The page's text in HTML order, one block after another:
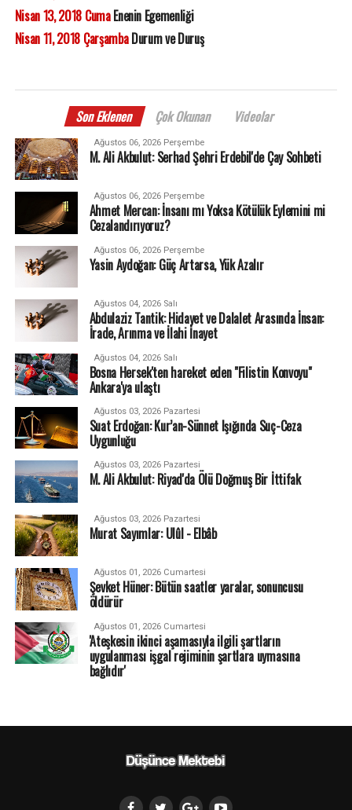
Nisan 13, 2018 CumaEnenin Egemenliği
Nisan 11, 2018 ÇarşambaDurum ve Duruş
Son Eklenen Çok Okunan Videolar
Ağustos 06, 2026 Perşembe
M. Ali Akbulut: Serhad Şehri Erdebil'de Çay Sohbeti
Ağustos 06, 2026 Perşembe
Ahmet Mercan: İnsanı mı Yoksa Kötülük Eylemini mi
Cezalandırıyoruz?
Ağustos 06, 2026 Perşembe
Yasin Aydoğan: Güç Artarsa, Yük Azalır
Ağustos 04, 2026 Salı
Abdulaziz Tantik: Hidayet ve Dalalet Arasında İnsan:
İrade, Arınma ve İlahi İnayet
Ağustos 04, 2026 Salı
Bosna Hersek'ten hareket eden "Filistin Konvoyu"
Ankara'ya ulaştı
Ağustos 03, 2026 Pazartesi
Suat Erdoğan: Kur’an-Sünnet Işığında Suç-Ceza
Uygunluğu
Ağustos 03, 2026 Pazartesi
M. Ali Akbulut: Riyad'da Ölü Doğmuş Bir İttifak
Ağustos 03, 2026 Pazartesi
Murat Sayımlar: Ulûl - Elbâb
Ağustos 01, 2026 Cumartesi
Şevket Hüner: Bütün saatler yaralar, sonuncusu
öldürür
Ağustos 01, 2026 Cumartesi
'Ateşkesin ikinci aşamasıyla ilgili şartların
uygulanması işgal rejiminin şartlara uymasına
bağlıdır'